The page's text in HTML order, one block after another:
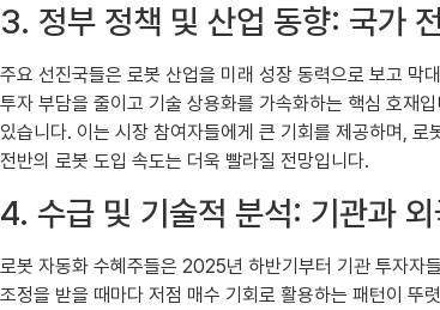
3. 정부 정책 및 산업 동향: 국가
주요 선진국들은 로봇 산업을 미래 성장 동력으로 보고 막
투자 부담을 줄이고 기술 상용화를 가속화하는 핵심 호재
있습니다. 이는 시장 참여자들에게 큰 기회를 제공하며,
전반의 로봇 도입 속도는 더욱 빨라질 전망입니다.
4. 수급 및 기술적 분석: 기관과
로봇 자동화 수혜주들은 2025년 하반기부터 기관 투자자
조정을 받을 때마다 저점 매수 기회로 활용하는 패턴이